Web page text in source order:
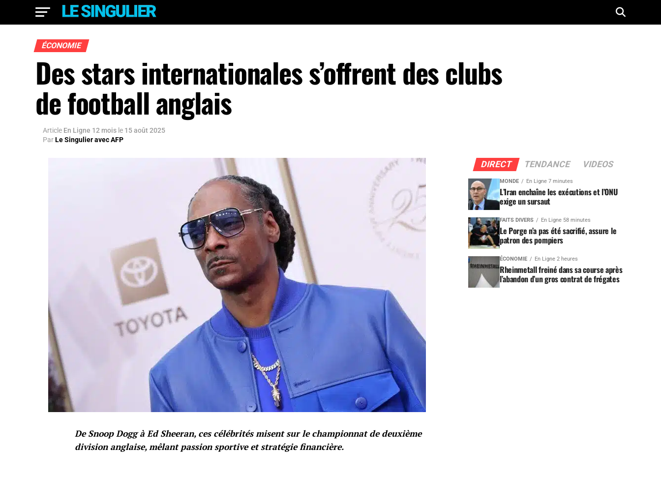
ÉCONOMIE
Des stars internationales s’offrent des clubs
de football anglais
Article En Ligne 12 mois le 15 août 2025
ParLe Singulier avec AFP
De Snoop Dogg à Ed Sheeran, ces célébrités misent sur le championnat de deuxième
division anglaise, mêlant passion sportive et stratégie financière.
DIRECT TENDANCE VIDEOS
MONDE En Ligne 7 minutes
L’Iran enchaîne les exécutions et l’ONU
exige un sursaut
FAITS DIVERS En Ligne 58 minutes
Le Porge n’a pas été sacrifié, assure le
patron des pompiers
ÉCONOMIE En Ligne 2 heures
Rheinmetall freiné dans sa course après
l’abandon d’un gros contrat de frégates